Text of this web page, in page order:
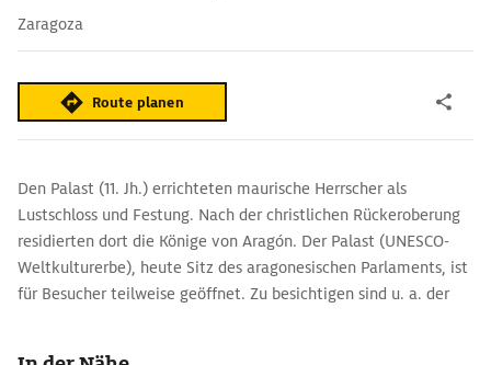
Zaragoza
Route planen
Den Palast (11. Jh.) errichteten maurische Herrscher als
Lustschloss und Festung. Nach der christlichen Rückeroberung
residierten dort die Könige von Aragón. Der Palast (UNESCO-
Weltkulturerbe), heute Sitz des aragonesischen Parlaments, ist
für Besucher teilweise geöffnet. Zu besichtigen sind u. a. der